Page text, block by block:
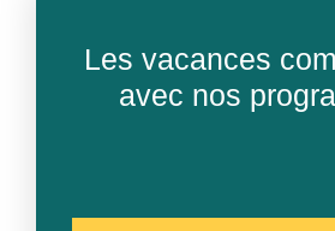
Les vacances
avec nos